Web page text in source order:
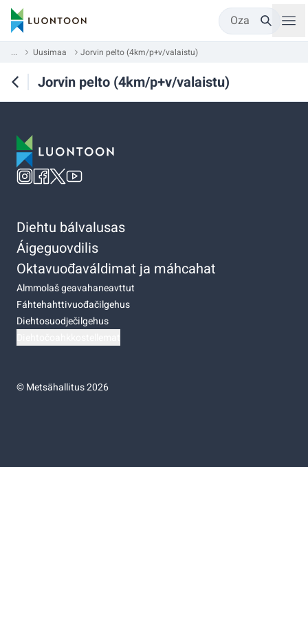
Oza
... Uusimaa Jorvin pelto (4km/p+v/valaistu)
Jorvin pelto (4km/p+v/valaistu)
Diehtu bálvalusas
Áigeguovdilis
Oktavuođaváldimat ja máhcahat
Almmolaš geavahaneavttut
Fáhtehahttivuođačilgehus
Diehtosuodječilgehus
©Metsähallitus 2026